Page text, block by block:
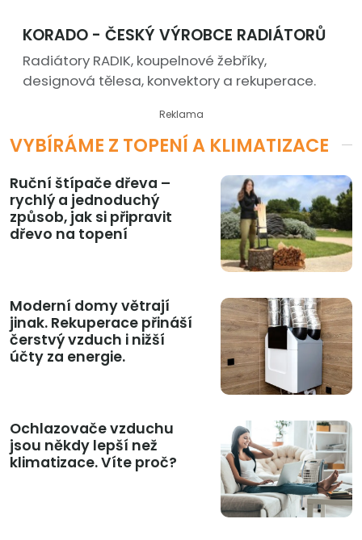
KORADO - ČESKÝ VÝROBCE RADIÁTORŮ
Radiátory RADIK, koupelnové žebříky,
designová tělesa, konvektory a rekuperace.
Reklama
VYBÍRÁME Z TOPENÍ A KLIMATIZACE
Ruční štípače dřeva –
rychlý a jednoduchý
způsob, jak si připravit
dřevo na topení
Moderní domy větrají
jinak. Rekuperace přináší
čerstvý vzduch i nižší
účty za energie.
Ochlazovače vzduchu
jsou někdy lepší než
klimatizace. Víte proč?